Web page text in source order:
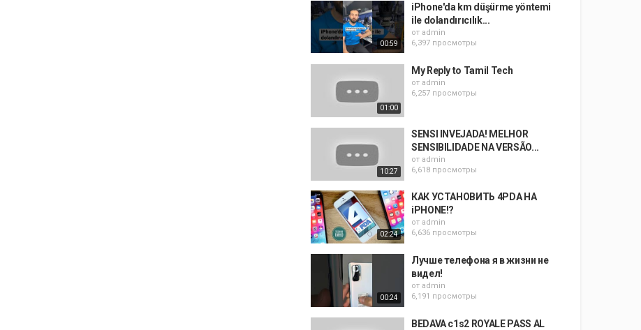
00:59
iPhone'da km düşürme yöntemi
ile dolandırıcılık...
от admin
6,397 просмотры
01:00
My Reply to Tamil Tech
от admin
6,257 просмотры
10:27
SENSI INVEJADA! MELHOR
SENSIBILIDADE NA VERSÃO...
от admin
6,618 просмотры
02:24
КАК УСТАНОВИТЬ 4PDA НА
iPHONE!?
от admin
6,636 просмотры
00:24
Лучше телефона я в жизни не
видел!
от admin
6,191 просмотры
BEDAVA c1s2 ROYALE PASS AL